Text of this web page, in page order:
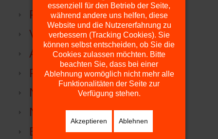
Plätze
Vorstand
Anfahrt
Platzdienst
NTV
NTV.LIGA.NU
Beitrittserklärung
essenziell für den Betrieb der Seite,
während andere uns helfen, diese
Website und die Nutzererfahrung zu
verbessern (Tracking Cookies). Sie
können selbst entscheiden, ob Sie die
Cookies zulassen möchten. Bitte
beachten Sie, dass bei einer
Ablehnung womöglich nicht mehr alle
Funktionalitäten der Seite zur
Verfügung stehen.
Akzeptieren Ablehnen